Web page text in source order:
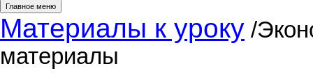
Главное меню
Материалы к уроку /
материалы